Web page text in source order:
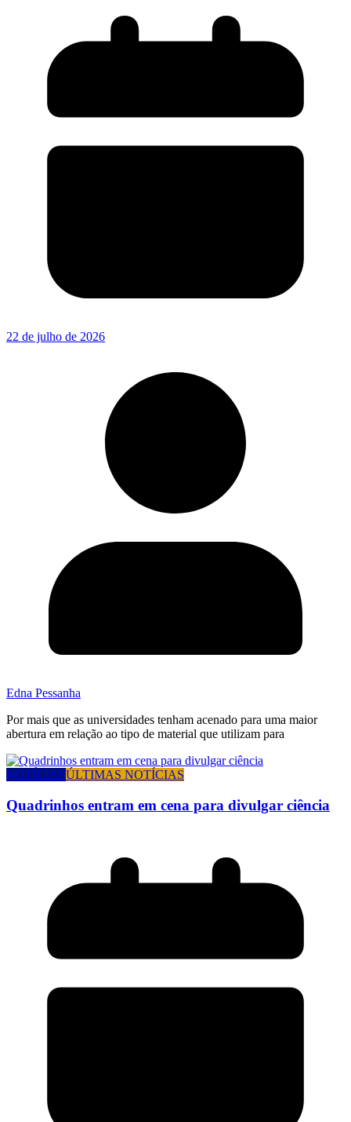
22 de julho de 2026
Edna Pessanha
Por mais que as universidades tenham acenado para uma maior
abertura em relação ao tipo de material que utilizam para
NOTÍCIASÚLTIMAS NOTÍCIAS
Quadrinhos entram em cena para divulgar ciência